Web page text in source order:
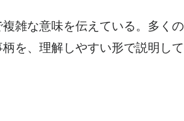
雑な意味を伝えている。多くの
を、理解しやすい形で説明して